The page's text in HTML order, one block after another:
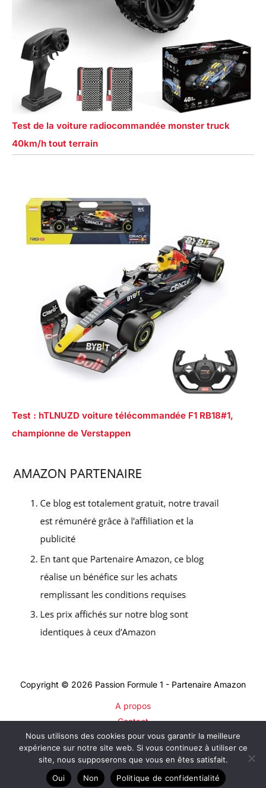
Test de la voiture radiocommandée monster truck
40km/h tout terrain
Test : hTLNUZD voiture télécommandée F1 RB18#1,
championne de Verstappen
Copyright © 2026 Passion Formule 1 - Partenaire Amazon
A propos
Contact
Plan du site
Mentions légales
Politique de confidentialité
Nous utilisons des cookies pour vous garantir la meilleure
expérience sur notre site web. Si vous continuez à utiliser ce
site, nous supposerons que vous en êtes satisfait.
Oui
Non Politique de confidentialité